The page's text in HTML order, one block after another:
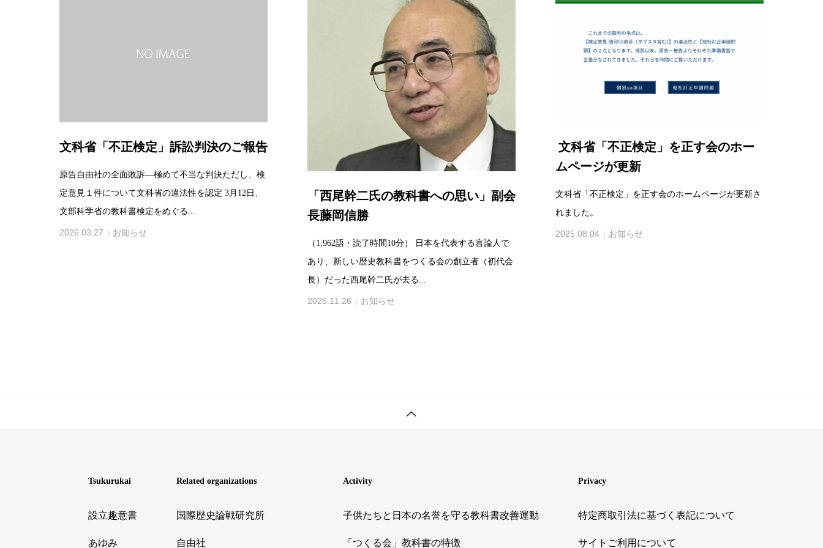
文科省「不正検定」訴訟判決のご報告
原告自由社の全面敗訴―極めて不当な判決ただし、検
定意見１件について文科省の違法性を認定 3月12日、
文部科学省の教科書検定をめぐる...
2026.03.27 お知らせ
「西尾幹二氏の教科書への思い」副会
長藤岡信勝
（1,962語・読了時間10分） 日本を代表する言論人で
あり、新しい歴史教科書をつくる会の創立者（初代会
長）だった西尾幹二氏が去る...
2025.11.26 お知らせ
文科省「不正検定」を正す会のホー
ムページが更新
文科省「不正検定」を正す会のホームページが更新さ
れました。
2025.08.04 お知らせ
Tsukurukai
設立趣意書
あゆみ
Related organizations
国際歴史論戦研究所
自由社
Activity
子供たちと日本の名誉を守る教科書改善運動
「つくる会」教科書の特徴
Privacy
特定商取引法に基づく表記について
サイトご利用について